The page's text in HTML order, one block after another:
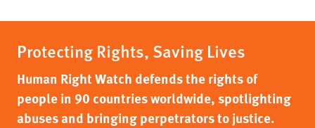
Protecting Rights, Saving Lives
Human Right Watch defends the rights of
people in 90 countries worldwide, spotlighting
abuses and bringing perpetrators to justice.